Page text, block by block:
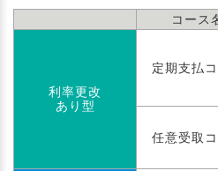
コース
利率更改
あり型
定期支払
任意受取